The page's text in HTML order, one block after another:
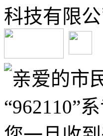
科技有限公